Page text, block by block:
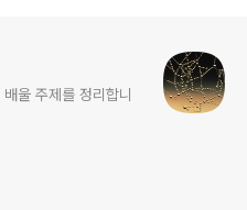
울 주제를 정리합니